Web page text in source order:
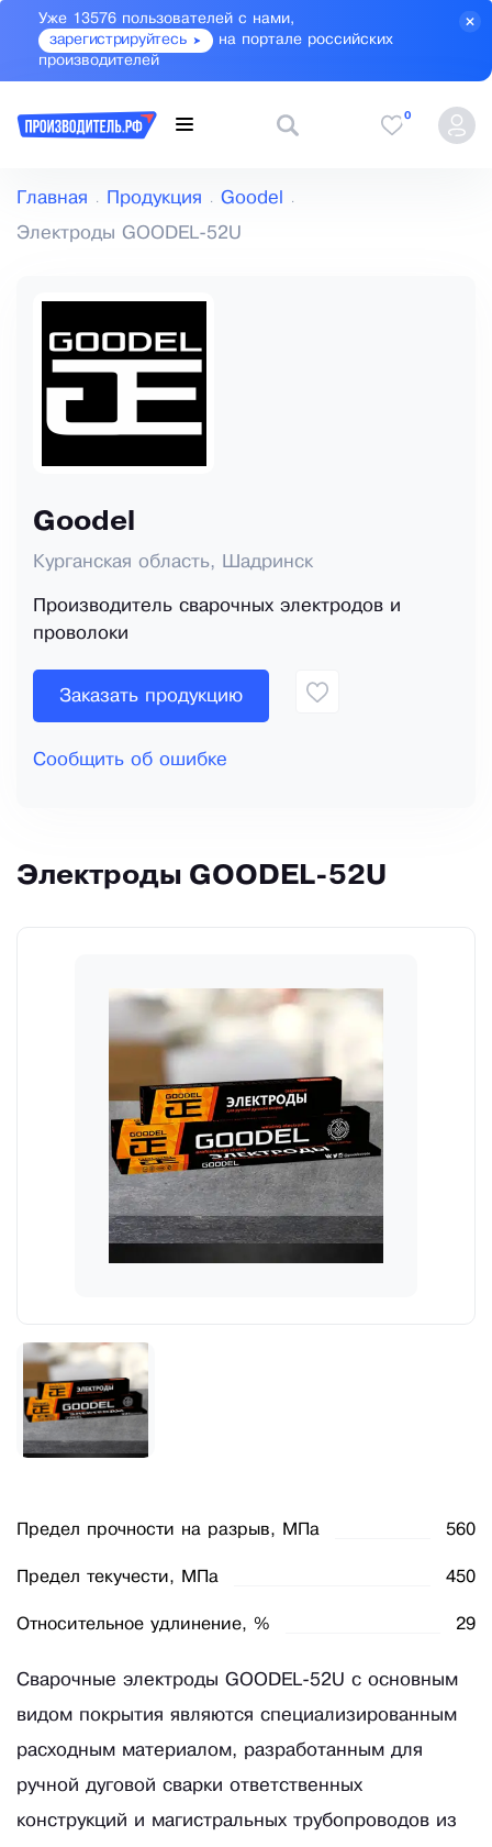
Уже 13576 пользователей с нами,
зарегистрируйтесь
на портале российских
производителей
0
Главная Продукция Goodel
Электроды GOODEL-52U
Goodel
Курганская область, Шадринск
Производитель сварочных электродов и
проволоки
Заказать продукцию
Сообщить об ошибке
Электроды GOODEL-52U
Предел прочности на разрыв, МПа 560
Предел текучести, МПа 450
Относительное удлинение, % 29
Сварочные электроды GOODEL-52U с основным
видом покрытия являются специализированным
расходным материалом, разработанным для
ручной дуговой сварки ответственных
конструкций и магистральных трубопроводов из